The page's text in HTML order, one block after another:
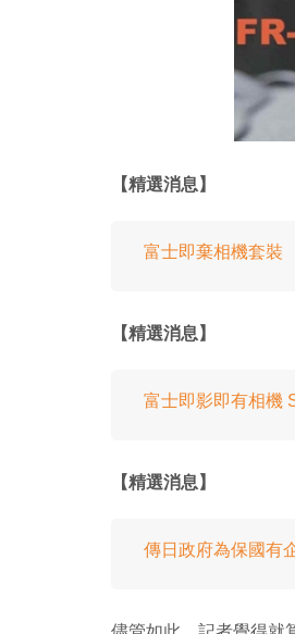
【精選消息】
富士即棄相機套
【精選消息】
富士即影即有相機
【精選消息】
傳日政府為保國有